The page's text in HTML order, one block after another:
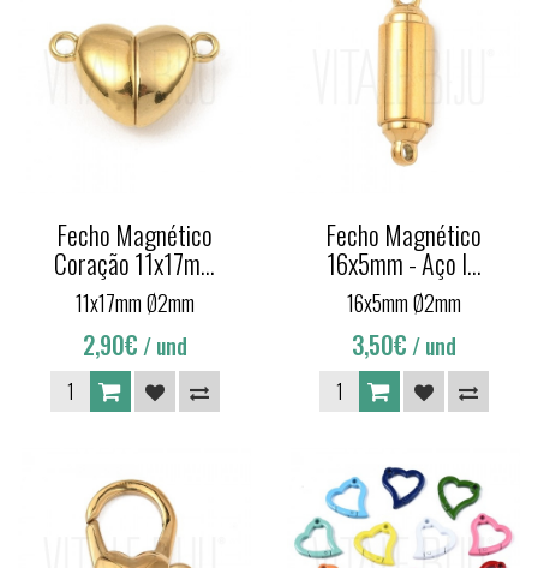
Fecho Magnético
Coração 11x17m...
11x17mm Ø2mm
2,90€ / und
Fecho Magnético
16x5mm - Aço I...
16x5mm Ø2mm
3,50€ / und